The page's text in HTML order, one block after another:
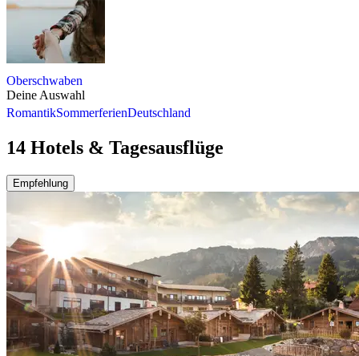
Oberschwaben
Deine Auswahl
RomantikSommerferienDeutschland
14 Hotels & Tagesausflüge
Empfehlung